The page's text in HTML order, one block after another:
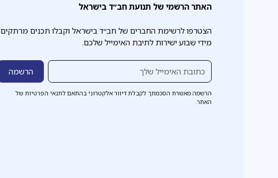
האתר הרשמי של תנועת חב״ד בישראל
הצטרפו לרשימת החברים של חב״ד בישראל וקבלו תכנים מרתקים
מידי שבוע ישירות לתיבת האימייל שלכם.
הרשמה מאשרת הסכמתך לקבלת דיוור אלקטרוני בהתאם לתנאי הפרטיות של
האתר.